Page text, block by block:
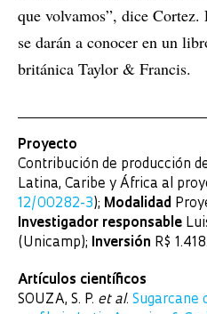
que volvamos”, dice
se darán a conocer en un
británica Taylor & Francis.
Proyecto
Contribución de producción
Latina, Caribe y África al
12/00282-3 ); Modalidad
Investigador responsable
(Unicamp);
Inversión R$
Artículos científicos
SOUZA, S. P. et al. Sugarcane